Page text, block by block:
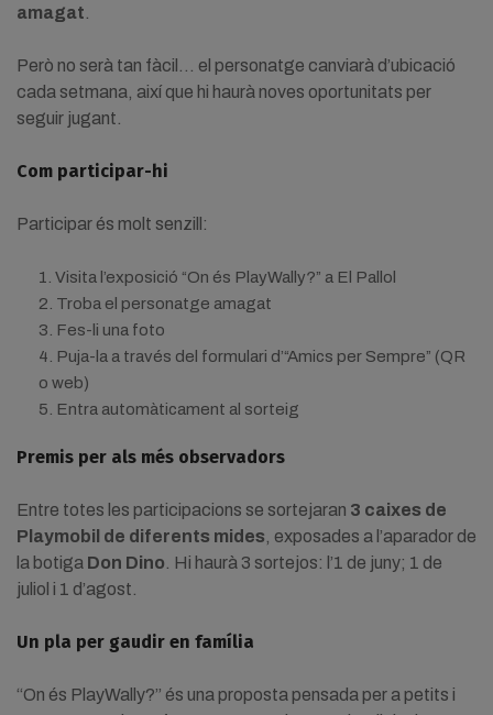
amagat
Però no serà tan fàcil… el personatge canviarà d’ubicació
cada setmana, així que hi haurà noves oportunitats per
seguir jugant.
Com participar-hi
Participar és molt senzill:
Visita l’exposició “On és PlayWally?” a El Pallol
Troba el personatge amagat
Fes-li una foto
Puja-la a través del formulari d’“Amics per Sempre” (QR
o web)
Entra automàticament al sorteig
Premis per als més observadors
Entre totes les participacions se sortejaran 3 caixes de
Playmobil de diferents mides , exposades a l’aparador de
la botiga Don Dino . Hi haurà 3 sortejos: l’1 de juny; 1 de
juliol i 1 d’agost.
Un pla per gaudir en família
“On és PlayWally?” és una proposta pensada per a petits i